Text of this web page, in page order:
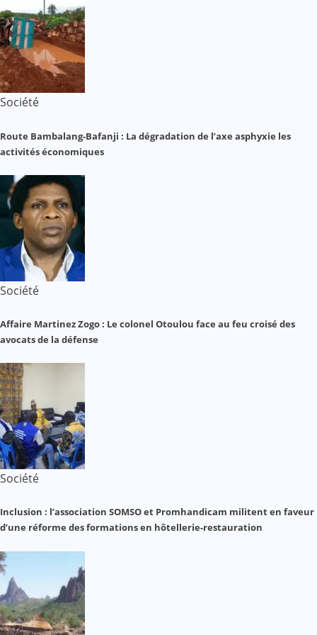
Société
Route Bambalang-Bafanji : La dégradation de l’axe asphyxie les
activités économiques
Société
Affaire Martinez Zogo : Le colonel Otoulou face au feu croisé des
avocats de la défense
Société
Inclusion : l’association SOMSO et Promhandicam militent en faveur
d’une réforme des formations en hôtellerie-restauration